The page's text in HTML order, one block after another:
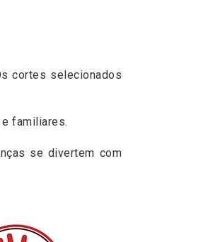
cortes selecionados
familiares.
se divertem com